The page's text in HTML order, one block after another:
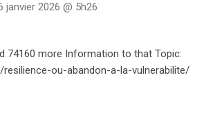
janvier 2026 @ 5h26
74160 more Information to that Topic:
ou-abandon-a-la-vulnerabilite/